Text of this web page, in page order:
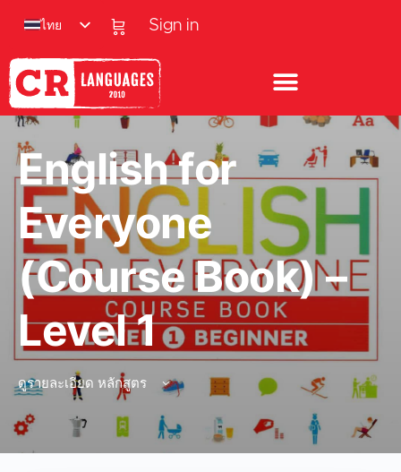
Sign in
ไทย
English for
Everyone
(Course Book) –
Level 1
ดูรายละเอียด หลักสูตร